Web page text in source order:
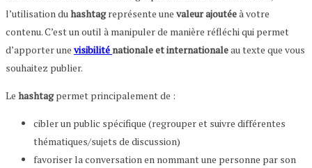
l’utilisation duhashtagreprésente une valeur ajoutéeà votre
contenu. C’est un outil à manipuler de manière réfléchi qui permet
d’apporter une visibiliténationale et internationaleau texte que vous
souhaitez publier.
Le hashtagpermet principalement de :
cibler un public spécifique (regrouper et suivre différentes
thématiques/sujets de discussion)
favoriser la conversation en nommant une personne par son